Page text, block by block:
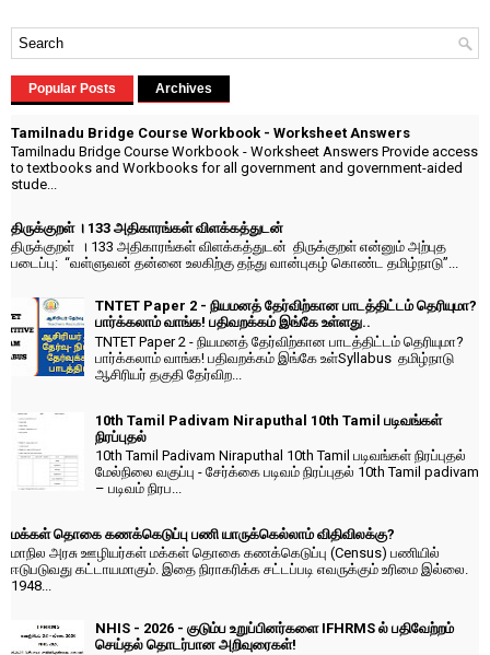
Popular Posts Archives
Tamilnadu Bridge Course Workbook - Worksheet Answers
Tamilnadu Bridge Course Workbook - Worksheet Answers Provide access
to textbooks and Workbooks for all government and government-aided
stude...
திருக்குறள் । 133 அதிகாரங்கள் விளக்கத்துடன்
திருக்குறள் । 133 அதிகாரங்கள் விளக்கத்துடன் திருக்குறள் என்னும் அற்புத
படைப்பு: “வள்ளுவன் தன்னை உலகிற்கு தந்து வான்புகழ் கொண்ட தமிழ்நாடு”...
TNTET Paper 2 - நியமனத் தேர்விற்கான பாடத்திட்டம் தெரியுமா?
பார்க்கலாம் வாங்க! பதிவறக்கம் இங்கே உள்ளது..
TNTET Paper 2 - நியமனத் தேர்விற்கான பாடத்திட்டம் தெரியுமா?
பார்க்கலாம் வாங்க! பதிவறக்கம் இங்கே உள்Syllabus தமிழ்நாடு
ஆசிரியர் தகுதி தேர்விற...
10th Tamil Padivam Niraputhal 10th Tamil படிவங்கள்
நிரப்புதல்
10th Tamil Padivam Niraputhal 10th Tamil படிவங்கள் நிரப்புதல்
மேல்நிலை வகுப்பு - சேர்க்கை படிவம் நிரப்புதல் 10th Tamil padivam
– படிவம் நிரப...
மக்கள் தொகை கணக்கெடுப்பு பணி யாருக்கெல்லாம் விதிவிலக்கு?
மாநில அரசு ஊழியர்கள் மக்கள் தொகை கணக்கெடுப்பு (Census) பணியில்
ஈடுபடுவது கட்டாயமாகும். இதை நிராகரிக்க சட்டப்படி எவருக்கும் உரிமை இல்லை.
1948...
NHIS - 2026 - குடும்ப உறுப்பினர்களை IFHRMS ல் பதிவேற்றம்
செய்தல் தொடர்பான அறிவுரைகள்!